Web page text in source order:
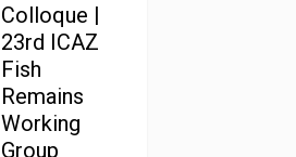
Colloque |
23rd ICAZ
Fish
Remains
Working
Group